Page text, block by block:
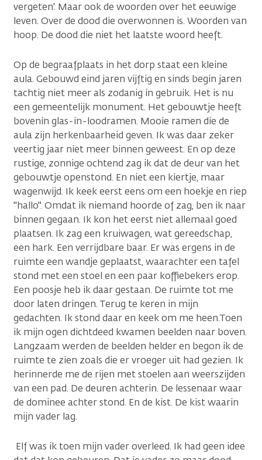
vergeten'. Maar ook de woorden over het eeuwige
leven. Over de dood die overwonnen is. Woorden van
hoop. De dood die niet het laatste woord heeft.
Op de begraafplaats in het dorp staat een kleine
aula. Gebouwd eind jaren vijftig en sinds begin jaren
tachtig niet meer als zodanig in gebruik. Het is nu
een gemeentelijk monument. Het gebouwtje heeft
bovenin glas-in-loodramen. Mooie ramen die de
aula zijn herkenbaarheid geven. Ik was daar zeker
veertig jaar niet meer binnen geweest. En op deze
rustige, zonnige ochtend zag ik dat de deur van het
gebouwtje openstond. En niet een kiertje, maar
wagenwijd. Ik keek eerst eens om een hoekje en riep
"hallo". Omdat ik niemand hoorde of zag, ben ik naar
binnen gegaan. Ik kon het eerst niet allemaal goed
plaatsen. Ik zag een kruiwagen, wat gereedschap,
een hark. Een verrijdbare baar. Er was ergens in de
ruimte een wandje geplaatst, waarachter een tafel
stond met een stoel en een paar koffiebekers erop.
Een poosje heb ik daar gestaan. De ruimte tot me
door laten dringen. Terug te keren in mijn
gedachten. Ik stond daar en keek om me heen.Toen
ik mijn ogen dichtdeed kwamen beelden naar boven.
Langzaam werden de beelden helder en begon ik de
ruimte te zien zoals die er vroeger uit had gezien. Ik
herinnerde me de rijen met stoelen aan weerszijden
van een pad. De deuren achterin. De lessenaar waar
de dominee achter stond. En de kist. De kist waarin
mijn vader lag.
Elf was ik toen mijn vader overleed. Ik had geen idee